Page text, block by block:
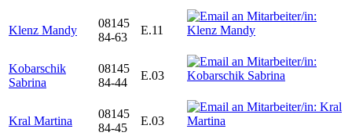
Klenz Mandy
08145
84-63
E.11
Kobarschik
Sabrina
08145
84-44
E.03
Kral Martina
08145
84-45
E.03